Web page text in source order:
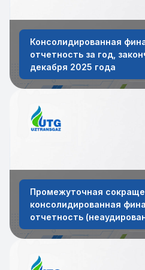
Консолидированная
отчетность за год,
декабря 2025 года
Промежуточная
консолидированная
отчетность